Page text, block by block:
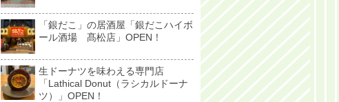
「銀だこ」の居酒屋「銀だこハイボ
ール酒場 髙松店」OPEN！
生ドーナツを味わえる専門店
「Lathical Donut（ラシカルドーナ
ツ）」OPEN！